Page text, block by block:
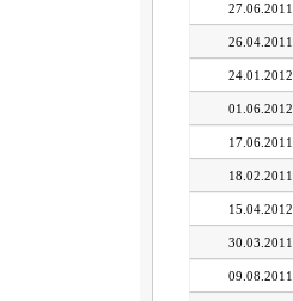
27.06.2011
26.04.2011
24.01.2012
01.06.2012
17.06.2011
18.02.2011
15.04.2012
30.03.2011
09.08.2011